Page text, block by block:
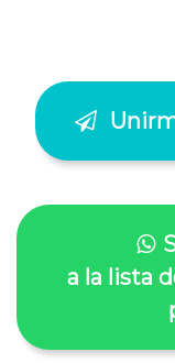
a la lista